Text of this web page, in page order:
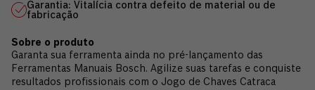
Garantia: Vitalícia contra defeito de material ou de
fabricação
Garanta sua ferramenta ainda no pré-lançamento das
Ferramentas Manuais Bosch. Agilize suas tarefas e conquiste
resultados profissionais com o Jogo de Chaves Catraca